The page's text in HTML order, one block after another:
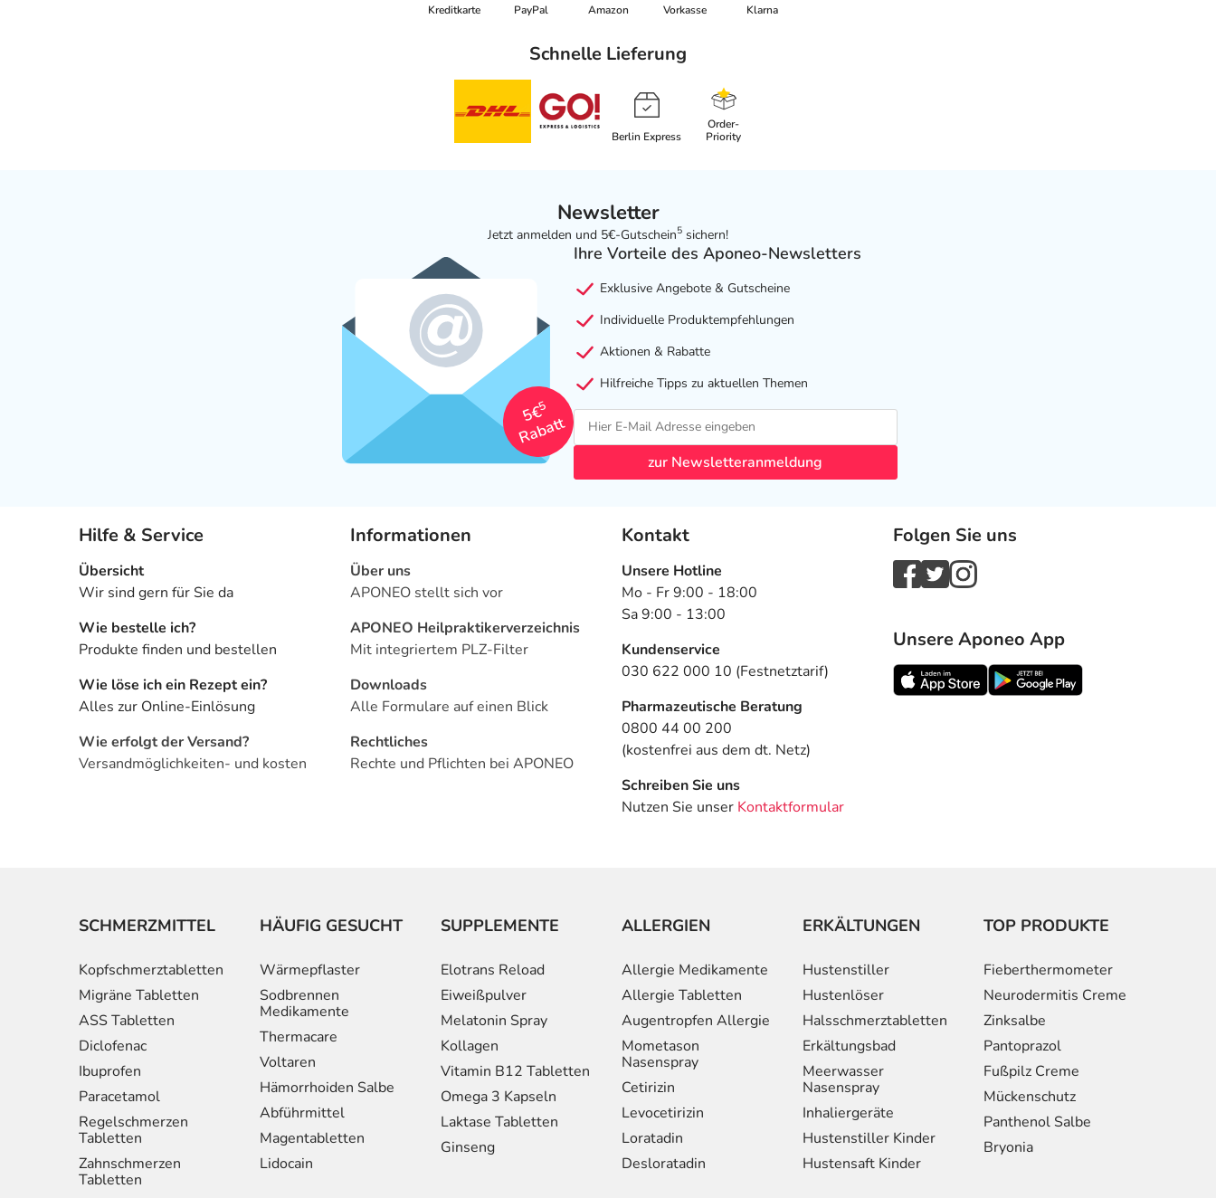
Kreditkarte PayPal Amazon Vorkasse Klarna
Schnelle Lieferung
Berlin Express
Order-
Priority
Newsletter
Jetzt anmelden und 5€-Gutschein5 sichern!
5€
5
Rabatt
Ihre Vorteile des Aponeo-Newsletters
Exklusive Angebote & Gutscheine
Individuelle Produktempfehlungen
Aktionen & Rabatte
Hilfreiche Tipps zu aktuellen Themen
zur Newsletteranmeldung
Hilfe & Service
Übersicht
Wir sind gern für Sie da
Wie bestelle ich?
Produkte finden und bestellen
Wie löse ich ein Rezept ein?
Alles zur Online-Einlösung
Wie erfolgt der Versand?
Versandmöglichkeiten- und kosten
Informationen
Über uns
APONEO stellt sich vor
APONEO Heilpraktikerverzeichnis
Mit integriertem PLZ-Filter
Downloads
Alle Formulare auf einen Blick
Rechtliches
Rechte und Pflichten bei APONEO
Kontakt
Unsere Hotline
Mo - Fr 9:00 - 18:00
Sa 9:00 - 13:00
Kundenservice
030 622 000 10 (Festnetztarif)
Pharmazeutische Beratung
0800 44 00 200
(kostenfrei aus dem dt. Netz)
Schreiben Sie uns
Nutzen Sie unser Kontaktformular
Folgen Sie uns
Unsere Aponeo App
SCHMERZMITTEL
Kopfschmerztabletten
Migräne Tabletten
ASS Tabletten
Diclofenac
Ibuprofen
Paracetamol
Regelschmerzen
Tabletten
Zahnschmerzen
Tabletten
HÄUFIG GESUCHT
Wärmepflaster
Sodbrennen
Medikamente
Thermacare
Voltaren
Hämorrhoiden Salbe
Abführmittel
Magentabletten
Lidocain
SUPPLEMENTE
Elotrans Reload
Eiweißpulver
Melatonin Spray
Kollagen
Vitamin B12 Tabletten
Omega 3 Kapseln
Laktase Tabletten
Ginseng
ALLERGIEN
Allergie Medikamente
Allergie Tabletten
Augentropfen Allergie
Mometason
Nasenspray
Cetirizin
Levocetirizin
Loratadin
Desloratadin
ERKÄLTUNGEN
Hustenstiller
Hustenlöser
Halsschmerztabletten
Erkältungsbad
Meerwasser
Nasenspray
Inhaliergeräte
Hustenstiller Kinder
Hustensaft Kinder
TOP PRODUKTE
Fieberthermometer
Neurodermitis Creme
Zinksalbe
Pantoprazol
Fußpilz Creme
Mückenschutz
Panthenol Salbe
Bryonia